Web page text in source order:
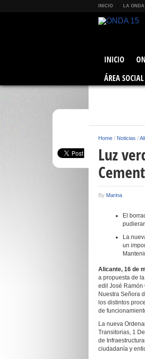
INICIO LA
INICIO
ÁREA SOCIAL
Home / Noticias /
Luz
By Marina
El
La
un
Alicante, 16 de
a propuesta de
edil José Ramón
Nuestra Señora
los distintos
de
La nueva
Transitorias, 1
de
ciudadanía y